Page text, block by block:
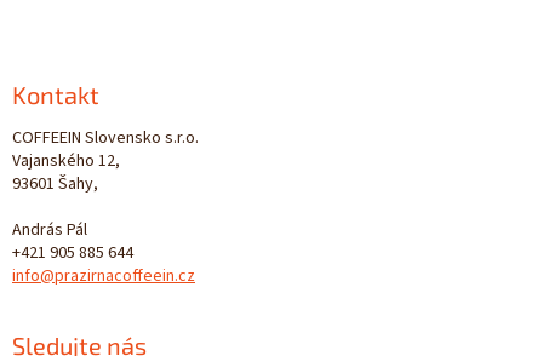
Kontakt
COFFEEIN Slovensko s.r.o.
Vajanského 12,
93601 Šahy,
András Pál
+421 905 885 644
info@prazirnacoffeein.cz
Sledujte nás